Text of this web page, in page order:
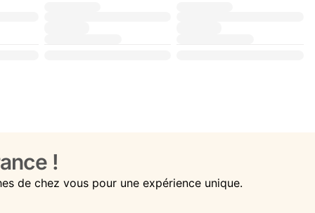
!
de chez vous pour une expérience unique.